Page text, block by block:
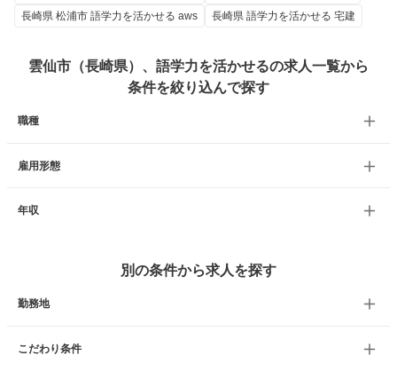
長崎県 松浦市 語学力を活かせる aws
長崎県 語学力を活かせる 宅建
雲仙市（長崎県）、語学力を活かせるの求人一覧から
条件を絞り込んで探す
職種
雇用形態
年収
別の条件から求人を探す
勤務地
こだわり条件